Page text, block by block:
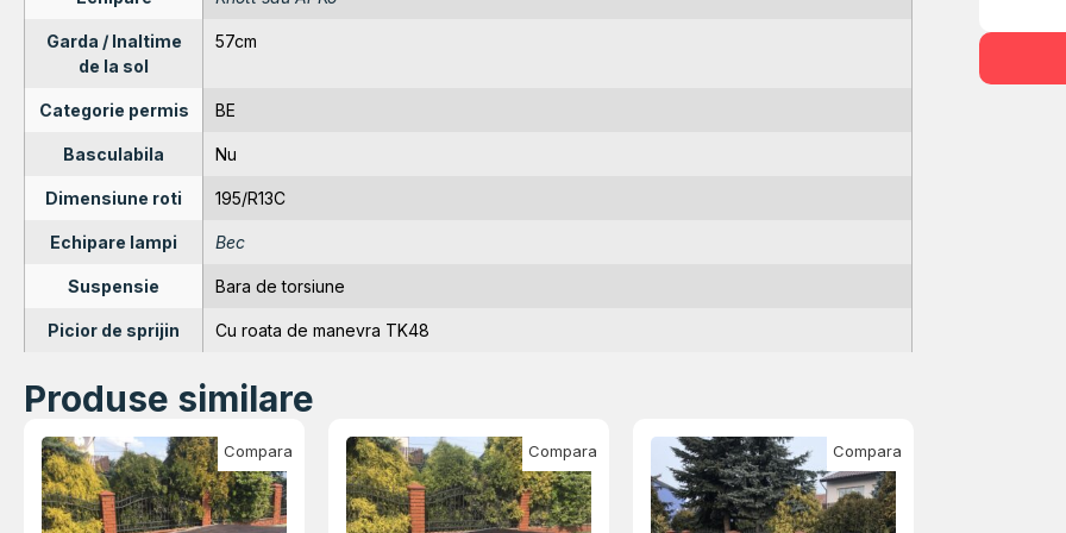
Garda / Inaltime
de la sol
57cm
Categorie permis BE
Basculabila Nu
Dimensiune roti 195/R13C
Echipare lampi Bec
Suspensie Bara de torsiune
Picior de sprijin Cu roata de manevra TK48
Produse similare
Compara Compara Compara